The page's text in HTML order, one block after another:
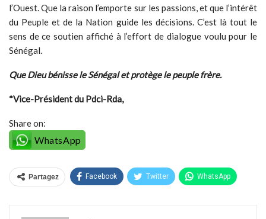
l’Ouest. Que la raison l’emporte sur les passions, et que l’intérêt
du Peuple et de la Nation guide les décisions. C’est là tout le
sens de ce soutien affiché à l’effort de dialogue voulu pour le
Sénégal.
Que Dieu bénisse le Sénégal et protège le peuple frère.
*Vice-Président du Pdci-Rda,
Share on:
WhatsApp
Partagez Facebook Twitter WhatsApp